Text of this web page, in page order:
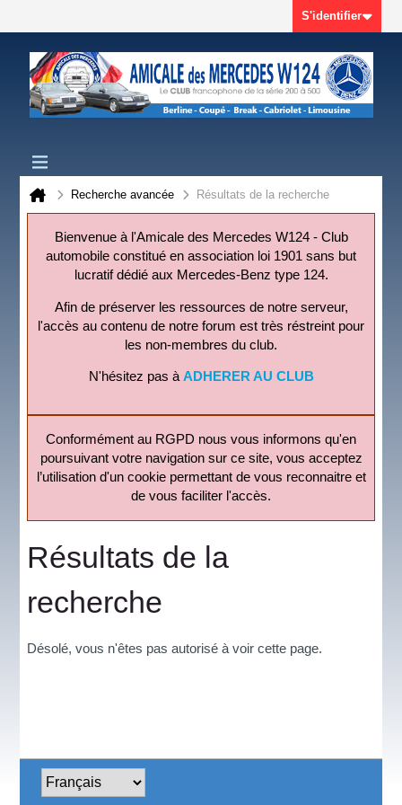
S'identifier
Recherche avancée Résultats de la recherche
Bienvenue à l'Amicale des Mercedes W124 - Club
automobile constitué en association loi 1901 sans but
lucratif dédié aux Mercedes-Benz type 124.
Afin de préserver les ressources de notre serveur,
l'accès au contenu de notre forum est très réstreint pour
les non-membres du club.
N'hésitez pas àADHERER AU CLUB
Conformément au RGPD nous vous informons qu'en
poursuivant votre navigation sur ce site, vous acceptez
l’utilisation d'un cookie permettant de vous reconnaitre et
de vous faciliter l'accès.
Résultats de la
recherche
Désolé, vous n'êtes pas autorisé à voir cette page.